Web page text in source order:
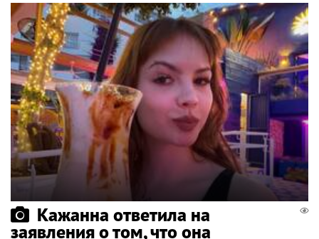
Кажанна ответила на
заявления о том, что она